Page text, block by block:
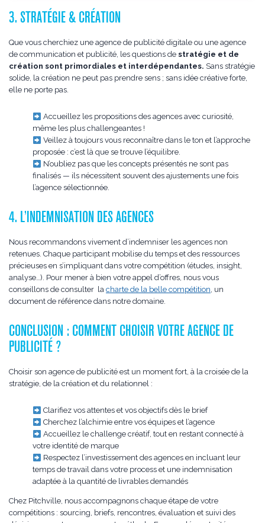
3. STRATÉGIE & CRÉATION
Que vous cherchiez une agence de publicité digitale ou une agence
de communication et publicité, les questions de stratégie et de
création sont primordiales et interdépendantes. Sans stratégie
solide, la création ne peut pas prendre sens ; sans idée créative forte,
elle ne porte pas.
Accueillez les propositions des agences avec curiosité,
même les plus challengeantes !
Veillez à toujours vous reconnaître dans le ton et l’approche
proposée : c’est là que se trouve l’équilibre.
N’oubliez pas que les concepts présentés ne sont pas
finalisés — ils nécessitent souvent des ajustements une fois
l’agence sélectionnée.
4. L’INDEMNISATION DES AGENCES
Nous recommandons vivement d’indemniser les agences non
retenues. Chaque participant mobilise du temps et des ressources
précieuses en s’impliquant dans votre compétition (études, insight,
analyse…). Pour mener à bien votre appel d’offres, nous vous
conseillons de consulter la charte de la belle compétition, un
document de référence dans notre domaine.
CONCLUSION : COMMENT CHOISIR VOTRE AGENCE DE
PUBLICITÉ ?
Choisir son agence de publicité est un moment fort, à la croisée de la
stratégie, de la création et du relationnel :
Clarifiez vos attentes et vos objectifs dès le brief
Cherchez l’alchimie entre vos équipes et l’agence
Accueillez le challenge créatif, tout en restant connecté à
votre identité de marque
Respectez l’investissement des agences en incluant leur
temps de travail dans votre process et une indemnisation
adaptée à la quantité de livrables demandés
Chez Pitchville, nous accompagnons chaque étape de votre
compétitions : sourcing, briefs, rencontres, évaluation et suivi des